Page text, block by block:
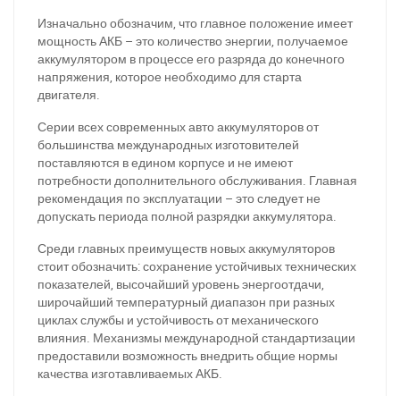
Изначально обозначим, что главное положение имеет
мощность АКБ – это количество энергии, получаемое
аккумулятором в процессе его разряда до конечного
напряжения, которое необходимо для старта
двигателя.
Серии всех современных авто аккумуляторов от
большинства международных изготовителей
поставляются в едином корпусе и не имеют
потребности дополнительного обслуживания. Главная
рекомендация по эксплуатации – это следует не
допускать периода полной разрядки аккумулятора.
Среди главных преимуществ новых аккумуляторов
стоит обозначить: сохранение устойчивых технических
показателей, высочайший уровень энергоотдачи,
широчайший температурный диапазон при разных
циклах службы и устойчивость от механического
влияния. Механизмы международной стандартизации
предоставили возможность внедрить общие нормы
качества изготавливаемых АКБ.
За відсутності звязку - дзвоніть, пишіть у Viber / Telegram
(093) 600-51-11
Написати в Viber Написати в Telegram